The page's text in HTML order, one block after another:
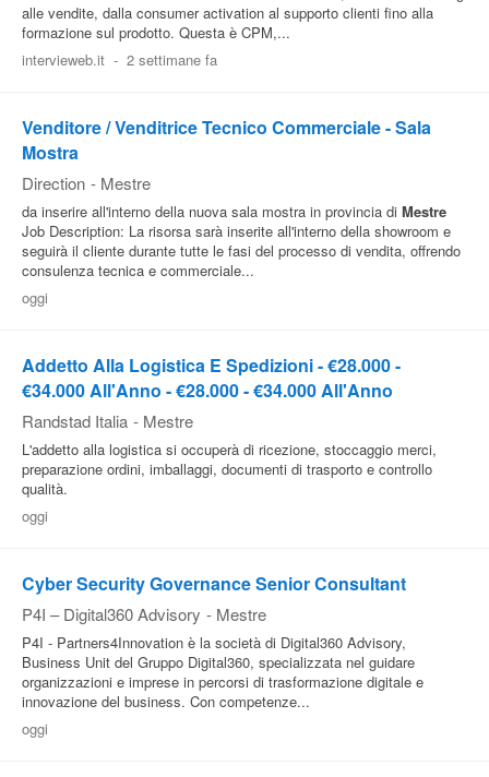
alle vendite, dalla consumer activation al supporto clienti fino alla
formazione sul prodotto. Questa è CPM,...
intervieweb.it - 2 settimane fa
Venditore / Venditrice Tecnico Commerciale - Sala
Mostra
Direction - Mestre
da inserire all'interno della nuova sala mostra in provincia di Mestre
Job Description: La risorsa sarà inserite all'interno della showroom e
seguirà il cliente durante tutte le fasi del processo di vendita, offrendo
consulenza tecnica e commerciale...
oggi
Addetto Alla Logistica E Spedizioni - €28.000 -
€34.000 All'Anno - €28.000 - €34.000 All'Anno
Randstad Italia - Mestre
L'addetto alla logistica si occuperà di ricezione, stoccaggio merci,
preparazione ordini, imballaggi, documenti di trasporto e controllo
qualità.
oggi
Cyber Security Governance Senior Consultant
P4I – Digital360 Advisory - Mestre
P4I - Partners4Innovation è la società di Digital360 Advisory,
Business Unit del Gruppo Digital360, specializzata nel guidare
organizzazioni e imprese in percorsi di trasformazione digitale e
innovazione del business. Con competenze...
oggi